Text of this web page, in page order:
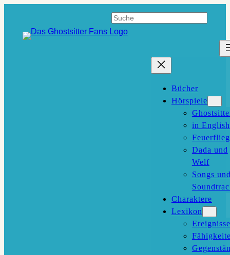
springen
Suchen
Bücher
Hörspiele
in English
Feuerflieg
Dada und
Welf
Songs
Charaktere
Lexikon
Ereignisse